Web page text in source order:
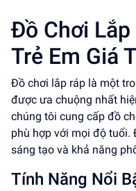
Đồ Chơi
Trẻ Em Giá
Đồ chơi lắp ráp là một
được ưa chuộng nhất
chúng tôi cung cấp đồ
phù hợp với mọi độ
sáng tạo và khả năng
Tính Năng Nổi